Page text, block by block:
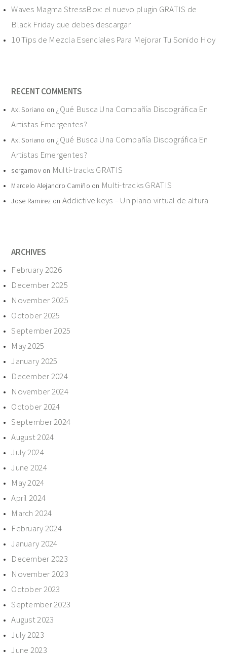
Waves Magma StressBox: el nuevo plugin GRATIS de
Black Friday que debes descargar
10 Tips de Mezcla Esenciales Para Mejorar Tu Sonido Hoy
RECENT COMMENTS
Axl Soriano on ¿Qué Busca Una Compañía Discográfica En
Artistas Emergentes?
Axl Soriano on ¿Qué Busca Una Compañía Discográfica En
Artistas Emergentes?
sergarnovon Multi-tracks GRATIS
Marcelo Alejandro Camiño on Multi-tracks GRATIS
Jose Ramirez on Addictive keys – Un piano virtual de altura
ARCHIVES
February 2026
December 2025
November 2025
October 2025
September 2025
May 2025
January 2025
December 2024
November 2024
October 2024
September 2024
August 2024
July 2024
June 2024
May 2024
April 2024
March 2024
February 2024
January 2024
December 2023
November 2023
October 2023
September 2023
August 2023
July 2023
June 2023